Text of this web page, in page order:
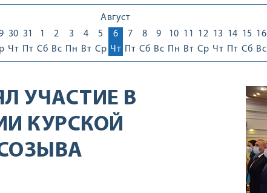
Август
30
Чт
31
Пт
1
Сб
2
Вс
3
Пн
4
Вт
5
Ср
6
Чт
7
Пт
8
Сб
9
Вс
10
Пн
11
Вт
12
Ср
13
Чт
14
Пт
15
Сб
16
Вс
УЧАСТИЕ В
КУРСКОЙ